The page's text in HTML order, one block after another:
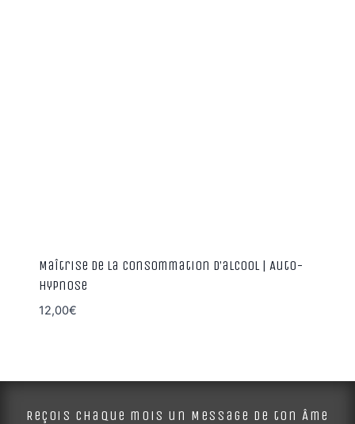
Maîtrise de la consommation d’alcool | Auto-
Hypnose
12,00€
Reçois chaque mois un Message de ton Âme